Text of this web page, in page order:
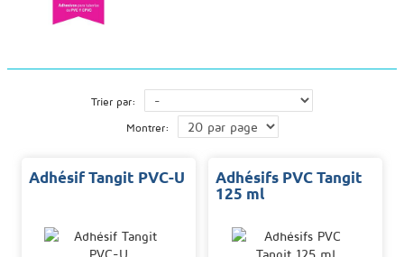
Trier par:
Montrer:
Adhésif Tangit PVC-U
Adhésifs PVC Tangit
125 ml